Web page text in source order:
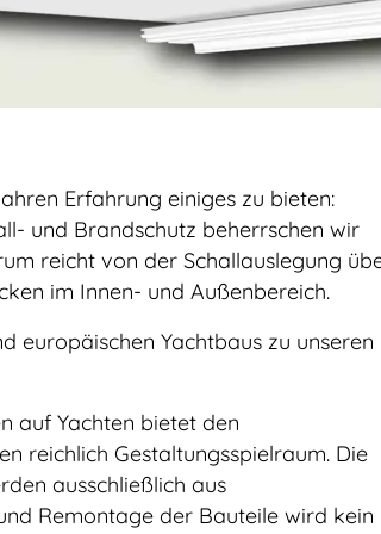
Erfahrung einiges zu bieten:
und Brandschutz beherrschen wir
reicht von der Schallauslegung
im Innen- und Außenbereich.
europäischen Yachtbaus zu unseren
auf Yachten bietet den
reichlich Gestaltungsspielraum. Die
ausschließlich aus
Remontage der Bauteile wird kein